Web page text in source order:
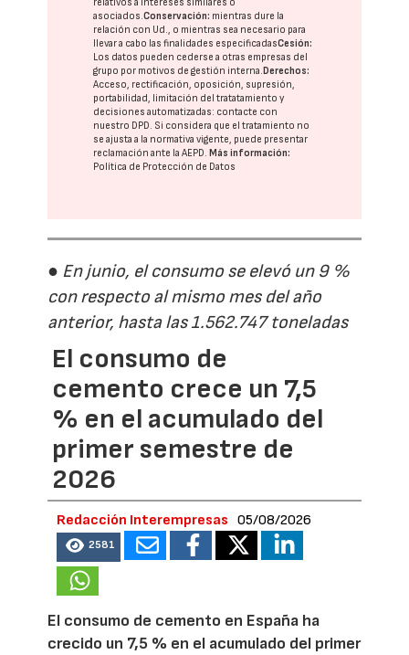
relativos a intereses similares o
asociados.Conservación: mientras dure la
relación con Ud., o mientras sea necesario para
llevar a cabo las finalidades especificadasCesión:
Los datos pueden cederse a otras empresas del
grupo por motivos de gestión interna. Derechos:
Acceso, rectificación, oposición, supresión,
portabilidad, limitación del tratatamiento y
decisiones automatizadas: contacte con
nuestro DPD. Si considera que el tratamiento no
se ajusta a la normativa vigente, puede presentar
reclamación ante laAEPD. Más información:
Política de Protección de Datos
● En junio, el consumo se elevó un 9 %
con respecto al mismo mes del año
anterior, hasta las 1.562.747 toneladas
El consumo de
cemento crece un 7,5
% en el acumulado del
primer semestre de
2026
Redacción Interempresas 05/08/2026
2581
El consumo de cemento en España ha
crecido un 7,5 % en el acumulado del primer